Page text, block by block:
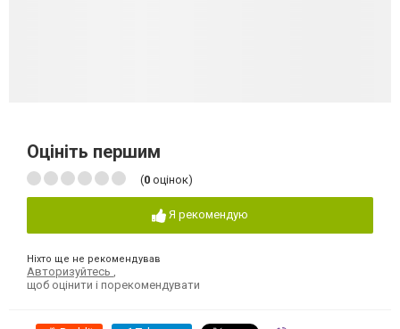
Оцініть першим
(0 оцінок)
Я рекомендую
Ніхто ще не рекомендував
Авторизуйтесь
щоб оцінити і порекомендувати